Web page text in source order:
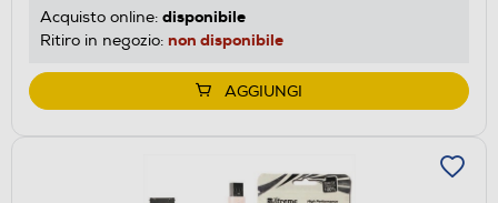
Acquisto online: disponibile
Ritiro in negozio: non disponibile
AGGIUNGI